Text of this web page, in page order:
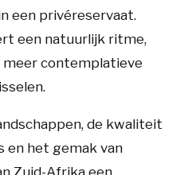
een privéreservaat.
een natuurlijk ritme,
contemplatieve
de kwaliteit
en het gemak van
Zuid-Afrika een